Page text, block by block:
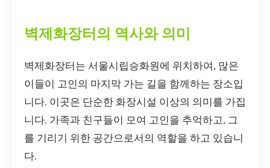
벽제화장터의 역사와 의미
벽제화장터는 서울시립승화원에 위치하여, 많은
이들이 고인의 마지막 가는 길을 함께하는 장소입
니다. 이곳은 단순한 화장시설 이상의 의미를 가집
니다. 가족과 친구들이 모여 고인을 추억하고, 그
를 기리기 위한 공간으로서의 역할을 하고 있습니
다.